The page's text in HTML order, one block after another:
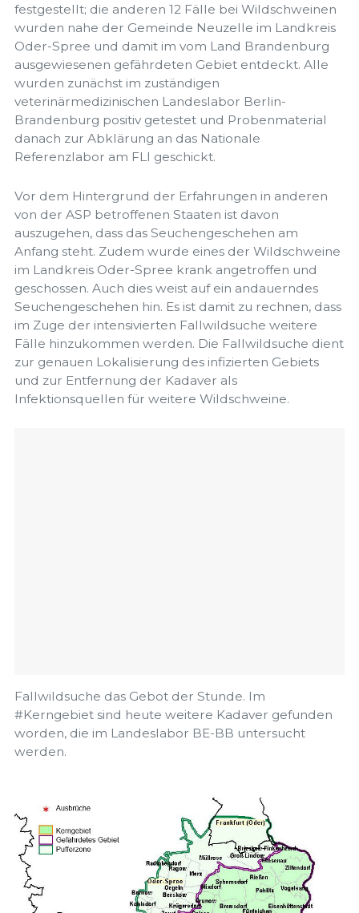
festgestellt; die anderen 12 Fälle bei Wildschweinen
wurden nahe der Gemeinde Neuzelle im Landkreis
Oder-Spree und damit im vom Land Brandenburg
ausgewiesenen gefährdeten Gebiet entdeckt. Alle
wurden zunächst im zuständigen
veterinärmedizinischen Landeslabor Berlin-
Brandenburg positiv getestet und Probenmaterial
danach zur Abklärung an das Nationale
Referenzlabor am FLI geschickt.
Vor dem Hintergrund der Erfahrungen in anderen
von der ASP betroffenen Staaten ist davon
auszugehen, dass das Seuchengeschehen am
Anfang steht. Zudem wurde eines der Wildschweine
im Landkreis Oder-Spree krank angetroffen und
geschossen. Auch dies weist auf ein andauerndes
Seuchengeschehen hin. Es ist damit zu rechnen, dass
im Zuge der intensivierten Fallwildsuche weitere
Fälle hinzukommen werden. Die Fallwildsuche dient
zur genauen Lokalisierung des infizierten Gebiets
und zur Entfernung der Kadaver als
Infektionsquellen für weitere Wildschweine.
Fallwildsuche das Gebot der Stunde. Im
#Kerngebiet sind heute weitere Kadaver gefunden
worden, die im Landeslabor BE-BB untersucht
werden.